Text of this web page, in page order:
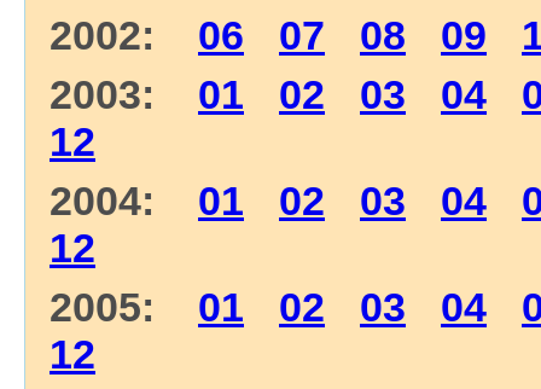
2002: 06 07 08 09
2003: 01 02 03 04
12
2004: 01 02 03 04
12
2005: 01 02 03 04
12